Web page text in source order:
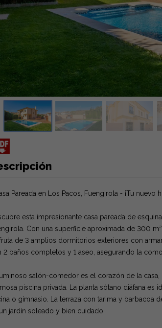
Pareada en Los Pacos, Fuengirola - ¡Tu nuevo
esta impresionante casa pareada de
Con una superficie aproximada de 300
de 3 amplios dormitorios exteriores con
2 baños completos y 1 aseo, asegurando la
salón-comedor es el corazón de la
piscina privada. La planta sótano diáfana es
o gimnasio. La terraza con tarima y barbacoa
jardín soleado y bien cuidado.